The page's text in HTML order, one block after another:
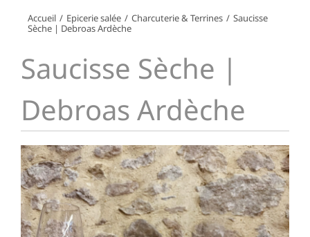
Accueil / Epicerie salée / Charcuterie & Terrines / Saucisse
Sèche | Debroas Ardèche
Saucisse Sèche |
Debroas Ardèche